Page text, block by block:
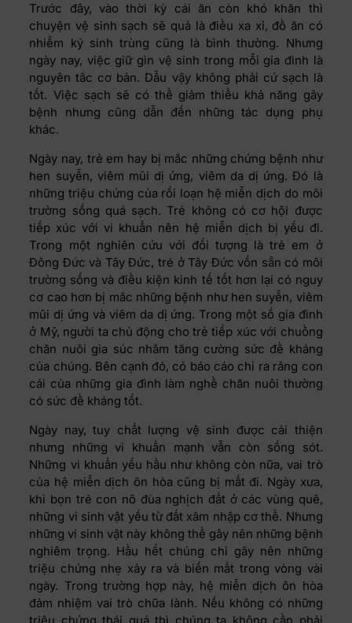
Trước đây, vào thời kỳ cái ăn còn khó khăn thì
chuyện vệ sinh sạch sẽ quả là điều xa xỉ, đồ ăn có
nhiễm ký sinh trùng cũng là bình thường. Nhưng
ngày nay, việc giữ gìn vệ sinh trong mỗi gia đình là
nguyên tắc cơ bản. Dẫu vậy không phải cứ sạch là
tốt. Việc sạch sẽ có thể giảm thiểu khả năng gây
bệnh nhưng cũng dẫn đến những tác dụng phụ
khác.
Ngày nay, trẻ em hay bị mắc những chứng bệnh như
hen suyễn, viêm mũi dị ứng, viêm da dị ứng. Đó là
những triệu chứng của rối loạn hệ miễn dịch do môi
trường sống quá sạch. Trẻ không có cơ hội được
tiếp xúc với vi khuẩn nên hệ miễn dịch bị yếu đi.
Trong một nghiên cứu với đối tượng là trẻ em ở
Đông Đức và Tây Đức, trẻ ở Tây Đức vốn sẵn có môi
trường sống và điều kiện kinh tế tốt hơn lại có nguy
cơ cao hơn bị mắc những bệnh như hen suyễn, viêm
mũi dị ứng và viêm da dị ứng. Trong một số gia đình
ở Mỹ, người ta chủ động cho trẻ tiếp xúc với chuồng
chăn nuôi gia súc nhằm tăng cường sức đề kháng
của chúng. Bên cạnh đó, có báo cáo chỉ ra rằng con
cái của những gia đình làm nghề chăn nuôi thường
có sức đề kháng tốt.
Ngày nay, tuy chất lượng vệ sinh được cải thiện
nhưng những vi khuẩn mạnh vẫn còn sống sót.
Những vi khuẩn yếu hầu như không còn nữa, vai trò
của hệ miễn dịch ôn hòa cũng bị mất đi. Ngày xưa,
khi bọn trẻ con nô đùa nghịch đất ở các vùng quê,
những vi sinh vật yếu từ đất xâm nhập cơ thể. Nhưng
những vi sinh vật này không thể gây nên những bệnh
nghiêm trọng. Hầu hết chúng chỉ gây nên những
triệu chứng nhẹ xảy ra và biến mất trong vòng vài
ngày. Trong trường hợp này, hệ miễn dịch ôn hòa
đảm nhiệm vai trò chữa lành. Nếu không có những